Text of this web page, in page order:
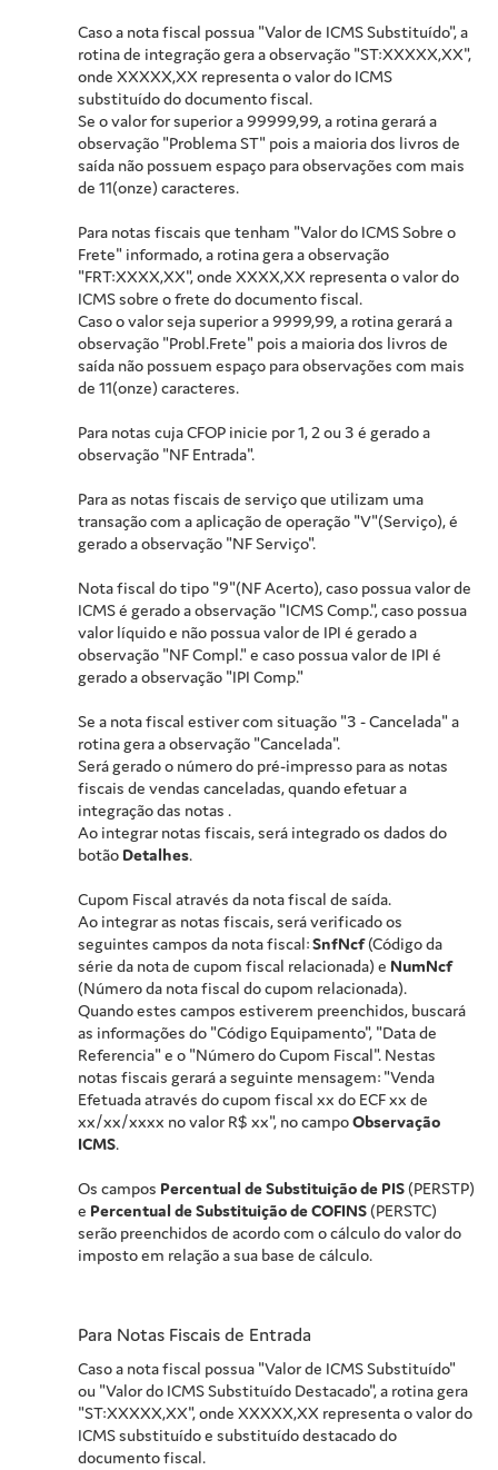
Caso a nota fiscal possua "Valor de ICMS Substituído", a
rotina de integração gera a observação "ST:XXXXX,XX",
onde XXXXX,XX representa o valor do ICMS
substituído do documento fiscal.
Se o valor for superior a 99999,99, a rotina gerará a
observação "Problema ST" pois a maioria dos livros de
saída não possuem espaço para observações com mais
de 11(onze) caracteres.
Para notas fiscais que tenham "Valor do ICMS Sobre o
Frete" informado, a rotina gera a observação
"FRT:XXXX,XX", onde XXXX,XX representa o valor do
ICMS sobre o frete do documento fiscal.
Caso o valor seja superior a 9999,99, a rotina gerará a
observação "Probl.Frete" pois a maioria dos livros de
saída não possuem espaço para observações com mais
de 11(onze) caracteres.
Para notas cuja CFOP inicie por 1, 2 ou 3 é gerado a
observação "NF Entrada".
Para as notas fiscais de serviço que utilizam uma
transação com a aplicação de operação "V"(Serviço), é
gerado a observação "NF Serviço".
Nota fiscal do tipo "9"(NF Acerto), caso possua valor de
ICMS é gerado a observação "ICMS Comp.", caso possua
valor líquido e não possua valor de IPI é gerado a
observação "NF Compl." e caso possua valor de IPI é
gerado a observação "IPI Comp."
Se a nota fiscal estiver com situação "3 - Cancelada" a
rotina gera a observação "Cancelada".
Será gerado o número do pré-impresso para as notas
fiscais de vendas canceladas, quando efetuar a
integração das notas .
Ao integrar notas fiscais, será integrado os dados do
botão Detalhes.
Cupom Fiscal através da nota fiscal de saída.
Ao integrar as notas fiscais, será verificado os
seguintes campos da nota fiscal:SnfNcf(Código da
série da nota de cupom fiscal relacionada) e NumNcf
(Número da nota fiscal do cupom relacionada).
Quando estes campos estiverem preenchidos, buscará
as informações do "Código Equipamento", "Data de
Referencia" e o "Número do Cupom Fiscal". Nestas
notas fiscais gerará a seguinte mensagem: "Venda
Efetuada através do cupom fiscal xx do ECF xx de
xx/xx/xxxx no valor R$ xx", no campoObservação
ICMS.
Os campos Percentual de Substituição de PIS (PERSTP)
e Percentual de Substituição de COFINS (PERSTC)
serão preenchidos de acordo com o cálculo do valor do
imposto em relação a sua base de cálculo.
Para Notas Fiscais de Entrada
Caso a nota fiscal possua "Valor de ICMS Substituído"
ou "Valor do ICMS Substituído Destacado", a rotina gera
"ST:XXXXX,XX", onde XXXXX,XX representa o valor do
ICMS substituído e substituído destacado do
documento fiscal.